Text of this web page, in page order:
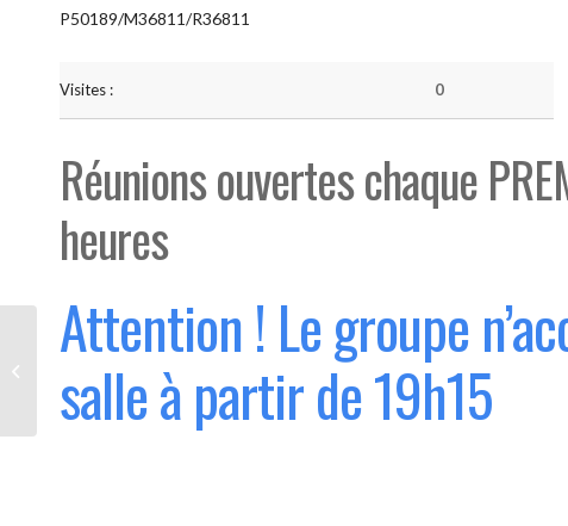
P50189/M36811/R36811
Visites : 0
Réunions ouvertes chaque
heures
Attention ! Le groupe
salle à partir de 19h15
Bouge “Saint-Luc” (Ouvert 1°
mercredi du mois)